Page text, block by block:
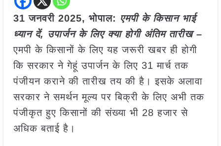
31 जनवरी 2025, भोपाल: एमपी के किसान भाई
ध्यान दें, उपार्जन के लिए क्या होगी अंतिम तारीख –
एमपी के किसानों के लिए यह जरूरी खबर ही होगी
कि सरकार ने गेहूं उपार्जन के लिए 31 मार्च तक
पंजीयन कराने की तारीख तय की है। इसके अलावा
सरकार ने समर्थन मूल्य पर बिक्री के लिए अभी तक
पंजीकृत हुए किसानों की संख्या भी 28 हजार से
अधिक बताई है।